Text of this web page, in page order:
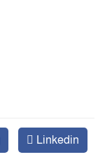
Linkedin